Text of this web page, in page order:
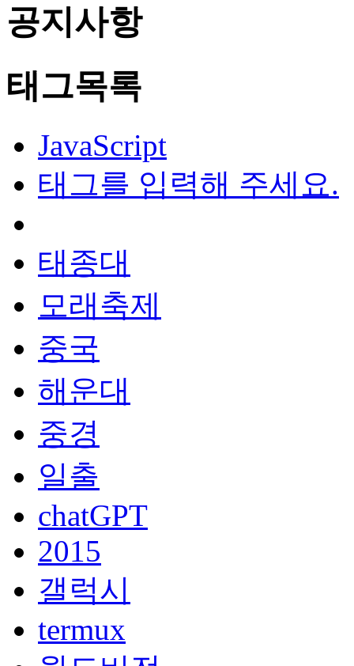
공지사항
태그목록
JavaScript
태그를 입력해 주세요.
태종대
모래축제
중국
해운대
중경
일출
chatGPT
2015
갤럭시
termux